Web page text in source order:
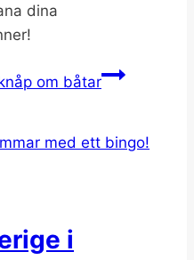
dina
om båtar
i